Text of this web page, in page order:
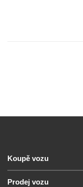
Koupě vozu
Prodej vozu